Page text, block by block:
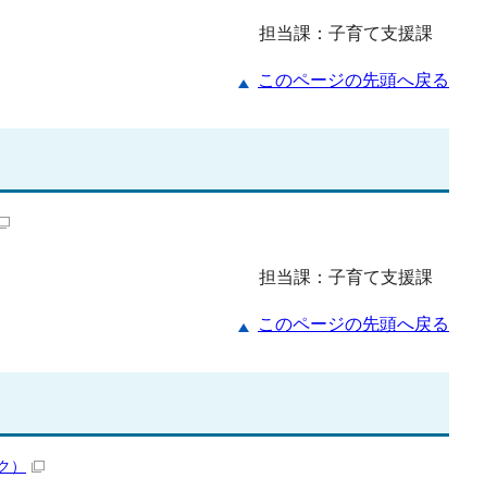
担当課：子育て支援課
このページの先頭へ戻る
担当課：子育て支援課
このページの先頭へ戻る
）